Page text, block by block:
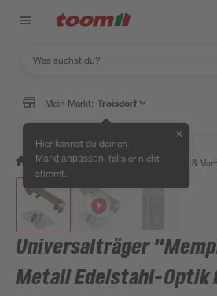
Mein Markt: Troisdorf
Hier kannst du deinen
Markt anpassen , falls er nicht
stimmt.
✕
/ Wohnen & Haushalt / Gardinen &
Universalträger
Metall Edelstahl-Optik